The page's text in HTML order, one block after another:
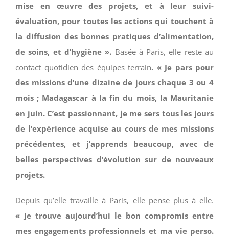
mise en œuvre des projets, et à leur suivi-
évaluation, pour toutes les actions qui touchent à
la diffusion des bonnes pratiques d’alimentation,
de soins, et d’hygiène ». Basée à Paris, elle reste au
contact quotidien des équipes terrain. « Je pars pour
des missions d’une dizaine de jours chaque 3 ou 4
mois ; Madagascar à la fin du mois, la Mauritanie
en juin. C’est passionnant, je me sers tous les jours
de l’expérience acquise au cours de mes missions
précédentes, et j’apprends beaucoup, avec de
belles perspectives d’évolution sur de nouveaux
projets.
Depuis qu’elle travaille à Paris, elle pense plus à elle.
« Je trouve aujourd’hui le bon compromis entre
mes engagements professionnels et ma vie perso.